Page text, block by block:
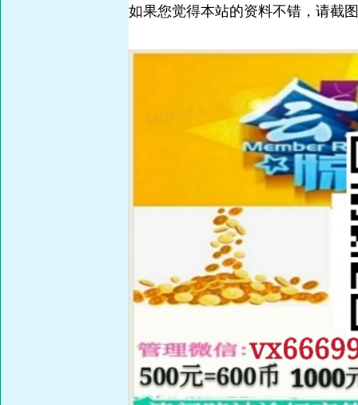
如果您觉得本站的资料不错，请截